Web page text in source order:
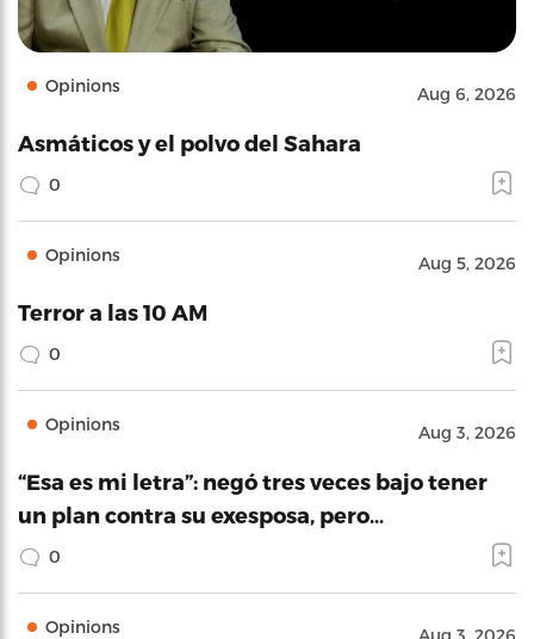
Opinions Aug 6, 2026
Asmáticos y el polvo del Sahara
0
Opinions Aug 5, 2026
Terror a las 10 AM
0
Opinions Aug 3, 2026
“Esa es mi letra”: negó tres veces bajo tener
un plan contra su exesposa, pero…
0
Opinions Aug 3, 2026